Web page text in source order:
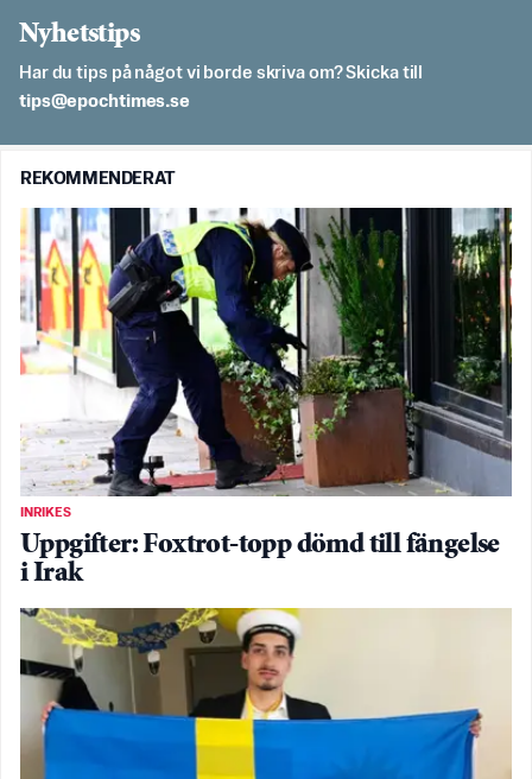
Nyhetstips
Har du tips på något vi borde skriva om? Skicka till
es.semithcope@spit
REKOMMENDERAT
INRIKES
Uppgifter: Foxtrot-topp dömd till fängelse
i Irak